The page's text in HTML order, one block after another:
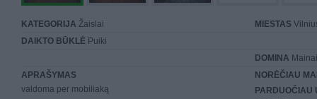
KATEGORIJA Žaislai MIESTAS
DAIKTO BŪKLĖ Puiki
DOMINA
APRAŠYMAS
valdoma per mobiliaką
NORĖČIAU
PARDUOČIAU